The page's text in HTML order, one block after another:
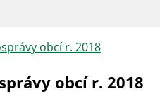
obcí r. 2018
obcí r. 2018